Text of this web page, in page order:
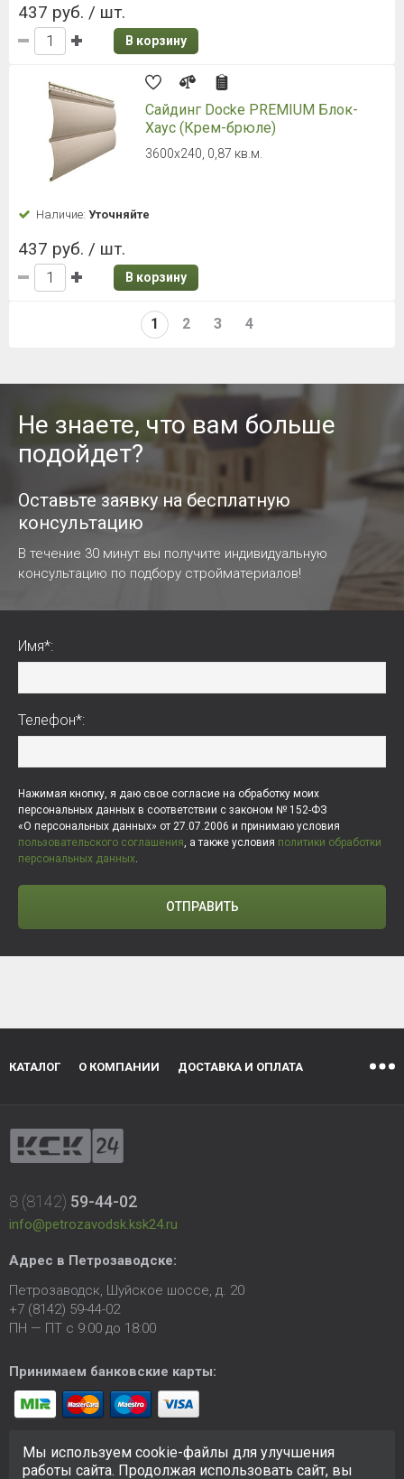
437 руб. / шт.
В корзину
Сайдинг Docke PREMIUM Блок-
Хаус (Крем-брюле)
3600х240, 0,87 кв.м.
Наличие: Уточняйте
437 руб. / шт.
В корзину
1 2 3 4
Не знаете, что вам больше
подойдет?
Оставьте заявку на бесплатную
консультацию
В течение 30 минут вы получите индивидуальную
консультацию по подбору стройматериалов!
Имя*:
Телефон*:
Нажимая кнопку, я даю свое согласие на обработку моих
персональных данных в соответствии с законом № 152-ФЗ
«О персональных данных» от 27.07.2006 и принимаю условия
пользовательского соглашения, а также условия политики обработки
персональных данных.
ОТПРАВИТЬ
КАТАЛОГ О КОМПАНИИ ДОСТАВКА И ОПЛАТА
8 (8142) 59-44-02
info@petrozavodsk.ksk24.ru
Адрес в Петрозаводске:
Петрозаводск, Шуйское шоссе, д. 20
+7 (8142) 59-44-02
ПН — ПТ с 9:00 до 18:00
Принимаем банковские карты:
Мы используем cookie-файлы для улучшения
работы сайта. Продолжая использовать сайт, вы